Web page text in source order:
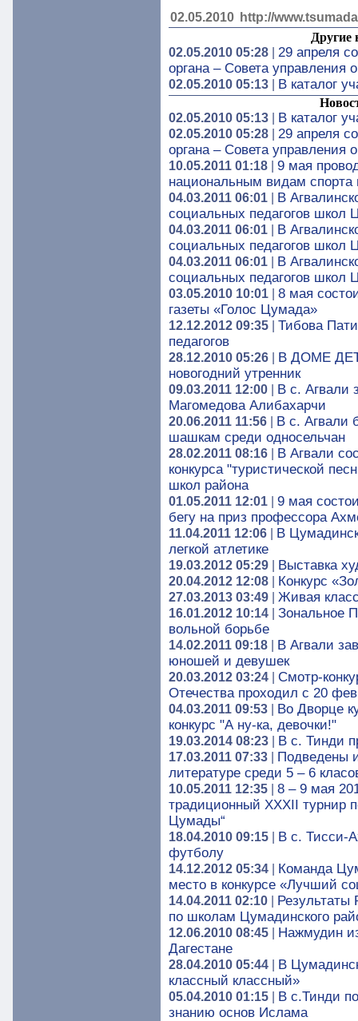
02.05.2010 http://
Другие
02.05.2010 05:28
29 апреля
органа – Совета управления
02.05.2010 05:13 В каталог
02.05.2010 05:13
В каталог
02.05.2010 05:28
29 апреля
органа – Совета управления
10.05.2011 01:18
9 мая
национальным видам
04.03.2011 06:01
В
социальных педагогов школ
04.03.2011 06:01
В
социальных педагогов школ
04.03.2011 06:01
В
социальных педагогов школ
03.05.2010 10:01
8 мая
газеты «Голос Цумада»
12.12.2012 09:35
Тибова
педагогов
28.12.2010 05:26
В ДОМЕ
новогодний утренник
09.03.2011 12:00
В с. Агвали
Магомедова Алибахарчи
20.06.2011 11:56
В с. Агвали
шашкам среди односельчан
28.02.2011 08:16
В Агвали
конкурса "туристической
школ района
01.05.2011 12:01
9 мая
бегу на приз профессора
11.04.2011 12:06
В
легкой атлетике
19.03.2012 05:29 Выставка
20.04.2012 12:08 Конкурс
27.03.2013 03:49 Живая
16.01.2012 10:14
Зональное
вольной борьбе
14.02.2011 09:18
В Агвали
юношей и девушек
20.03.2012 03:24
Смотр-
Отечества проходил с 20
04.03.2011 09:53
Во Дворце
конкурс "А ну-ка, девочки!"
19.03.2014 08:23 В с. Тинди
17.03.2011 07:33
Подведены
литературе среди 5 – 6
10.05.2011 12:35
8 – 9 мая
традиционный XXXII турнир
Цумады“
18.04.2010 09:15
В с. Тисси-
футболу
14.12.2012 05:34
Команда
место в конкурсе «Лучший
14.04.2011 02:10
Результаты
по школам Цумадинского
12.06.2010 08:45
Нажмудин
Дагестане
28.04.2010 05:44
В
классный классный»
05.04.2010 01:15
В с.Тинди
знанию основ Ислама